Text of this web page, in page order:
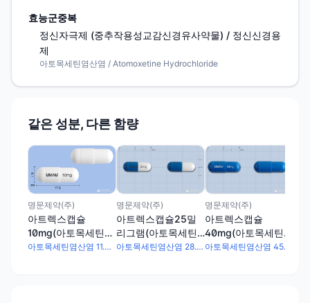
효능군중복
정신자극제 (중추작용성교감신경유사약물) / 정신신경용
제
아토목세틴염산염 / Atomoxetine Hydrochloride
같은 성분, 다른 함량
명문제약(주)
아트렉스캡슐
10mg(아토목세틴염
산염)(수출용)
아토목세틴염산염 11.43mg
명문제약(주)
아트렉스캡슐25밀
리그램(아토목세틴
염산염)(수출용)
아토목세틴염산염 28.57mg
명문제약(주)
아트렉스캡슐
40mg(아토목세틴염
산염)(수출용)